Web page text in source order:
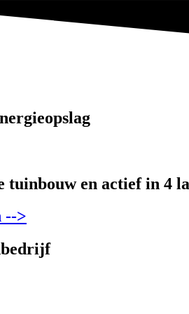
tuinbouw en actief in 4
-->